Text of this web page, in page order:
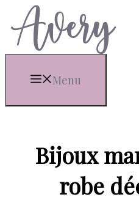
Aller
au
contenu
Menu
Bijoux
robe